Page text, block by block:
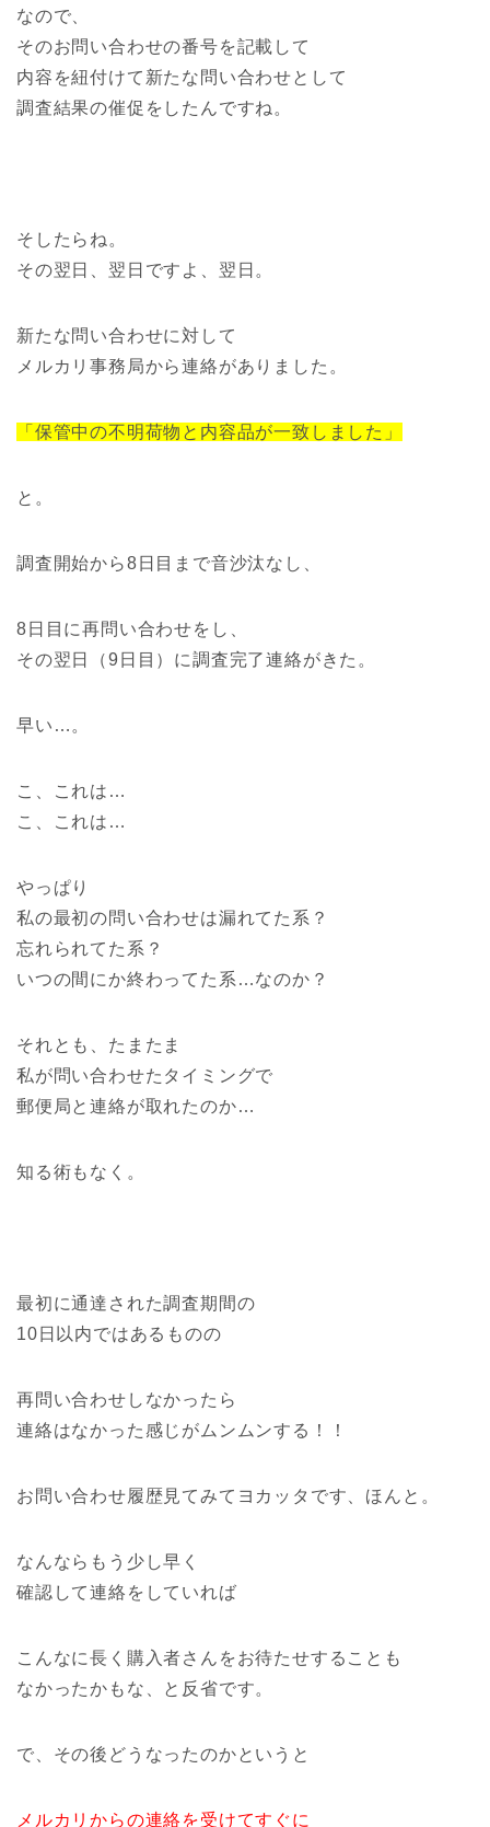
なので、
そのお問い合わせの番号を記載して
内容を紐付けて新たな問い合わせとして
調査結果の催促をしたんですね。
そしたらね。
その翌日、翌日ですよ、翌日。
新たな問い合わせに対して
メルカリ事務局から連絡がありました。
「保管中の不明荷物と内容品が一致しました」
と。
調査開始から8日目まで音沙汰なし、
8日目に再問い合わせをし、
その翌日（9日目）に調査完了連絡がきた。
早い…。
こ、これは…
こ、これは…
やっぱり
私の最初の問い合わせは漏れてた系？
忘れられてた系？
いつの間にか終わってた系…なのか？
それとも、たまたま
私が問い合わせたタイミングで
郵便局と連絡が取れたのか…
知る術もなく。
最初に通達された調査期間の
10日以内ではあるものの
再問い合わせしなかったら
連絡はなかった感じがムンムンする！！
お問い合わせ履歴見てみてヨカッタです、ほんと。
なんならもう少し早く
確認して連絡をしていれば
こんなに長く購入者さんをお待たせすることも
なかったかもな、と反省です。
で、その後どうなったのかというと
メルカリからの連絡を受けてすぐに